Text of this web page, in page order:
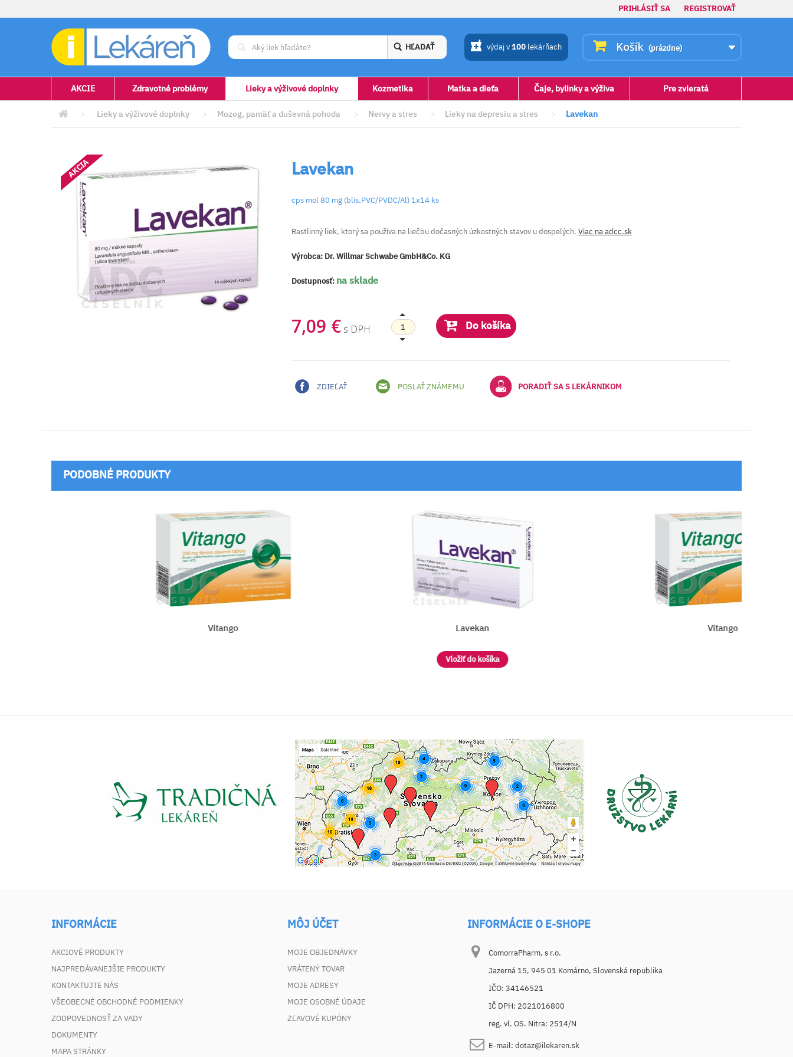
PRIHLÁSIŤ SA REGISTROVAŤ
Košík (prázdne)
HĽADAŤ výdaj v100 lekárňach
AKCIE Zdravotné problémy Lieky a výživové doplnky Kozmetika Matka a dieťa Čaje, bylinky a výživa Pre zvieratá
> Lieky a výživové doplnky > Mozog, pamäť a duševná pohoda > Nervy a stres > Lieky na depresiu a stres > Lavekan
AKCIA Lavekan
cps mol 80 mg (blis.PVC/PVDC/Al) 1x14 ks
Rastlinný liek, ktorý sa používa na liečbu dočasných úzkostných stavov u dospelých. Viac na adcc.sk
Výrobca: Dr. Willmar Schwabe GmbH&Co. KG
Dostupnosť: na sklade
7,09 € s DPH Do košíka
ZDIEĽAŤ POSLAŤ ZNÁMEMU PORADIŤ SA S LEKÁRNIKOM
PODOBNÉ PRODUKTY
Vitango Lavekan
Vložiť do košíka
Vitango
INFORMÁCIE
AKCIOVÉ PRODUKTY
NAJPREDÁVANEJŠIE PRODUKTY
KONTAKTUJTE NÁS
VŠEOBECNÉ OBCHODNÉ PODMIENKY
ZODPOVEDNOSŤ ZA VADY
DOKUMENTY
MAPA STRÁNKY
MÔJ ÚČET
MOJE OBJEDNÁVKY
VRÁTENÝ TOVAR
MOJE ADRESY
MOJE OSOBNÉ ÚDAJE
ZĽAVOVÉ KUPÓNY
INFORMÁCIE O E-SHOPE
ComorraPharm, s r.o.
Jazerná 15, 945 01 Komárno, Slovenská republika
IČO: 34146521
IČ DPH: 2021016800
reg. vl. OS. Nitra: 2514/N
E-mail: dotaz@ilekaren.sk